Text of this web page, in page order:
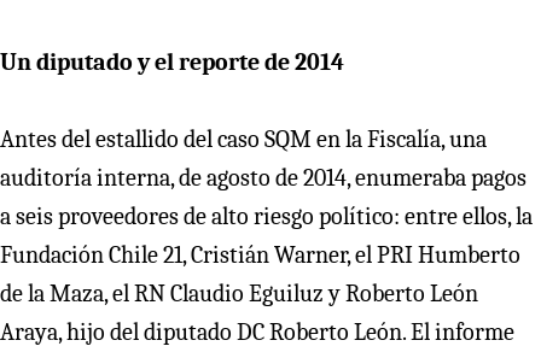
Un diputado y el reporte de 2014
Antes del estallido del caso SQM en la Fiscalía, una
auditoría interna, de agosto de 2014, enumeraba pagos
a seis proveedores de alto riesgo político: entre ellos, la
Fundación Chile 21, Cristián Warner, el PRI Humberto
de la Maza, el RN Claudio Eguiluz y Roberto León
Araya, hijo del diputado DC Roberto León. El informe